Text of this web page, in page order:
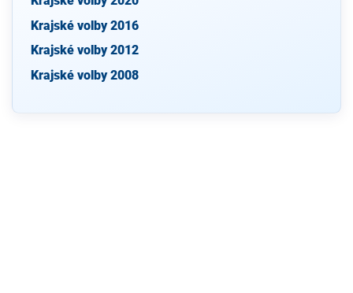
Krajské volby 2016
Krajské volby 2012
Krajské volby 2008